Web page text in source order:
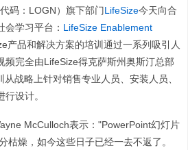
码：LOGN）旗下部门LifeSize今天向合
学习平台： LifeSize Enablement
产品和解决方案的培训通过一系列吸引人
频完全由LifeSize得克萨斯州奥斯汀总部
战略上针对销售专业人员、安装人员、
设计。
McCulloch表示："PowerPoint幻灯片
枯燥，如今这些日子已经一去不返了。